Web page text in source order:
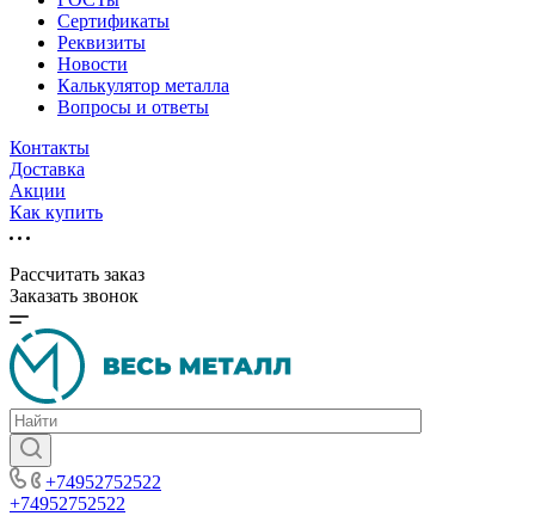
Сертификаты
Реквизиты
Новости
Калькулятор металла
Вопросы и ответы
Контакты
Доставка
Акции
Как купить
Рассчитать заказ
Заказать звонок
+74952752522
+74952752522